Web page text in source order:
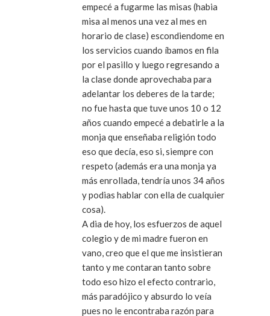
empecé a fugarme las misas (habia
misa al menos una vez al mes en
horario de clase) escondiendome en
los servicios cuando íbamos en fila
por el pasillo y luego regresando a
la clase donde aprovechaba para
adelantar los deberes de la tarde;
no fue hasta que tuve unos 10 o 12
años cuando empecé a debatirle a la
monja que enseñaba religión todo
eso que decía, eso si, siempre con
respeto (además era una monja ya
más enrollada, tendría unos 34 años
y podias hablar con ella de cualquier
cosa).
A dia de hoy, los esfuerzos de aquel
colegio y de mi madre fueron en
vano, creo que el que me insistieran
tanto y me contaran tanto sobre
todo eso hizo el efecto contrario,
más paradójico y absurdo lo veía
pues no le encontraba razón para